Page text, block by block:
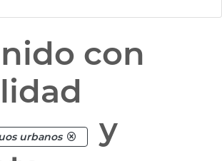
con
urbanos
y